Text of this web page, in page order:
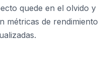
quede en el olvido y
métricas de rendimiento